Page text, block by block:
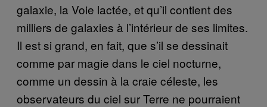
galaxie, la Voie lactée, et qu’il contient des
milliers de galaxies à l’intérieur de ses limites.
Il est si grand, en fait, que s’il se dessinait
comme par magie dans le ciel nocturne,
comme un dessin à la craie céleste, les
observateurs du ciel sur Terre ne pourraient